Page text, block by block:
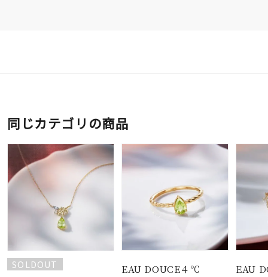
同じカテゴリの商品
SOLDOUT
EAU DOUCE４℃
EAU